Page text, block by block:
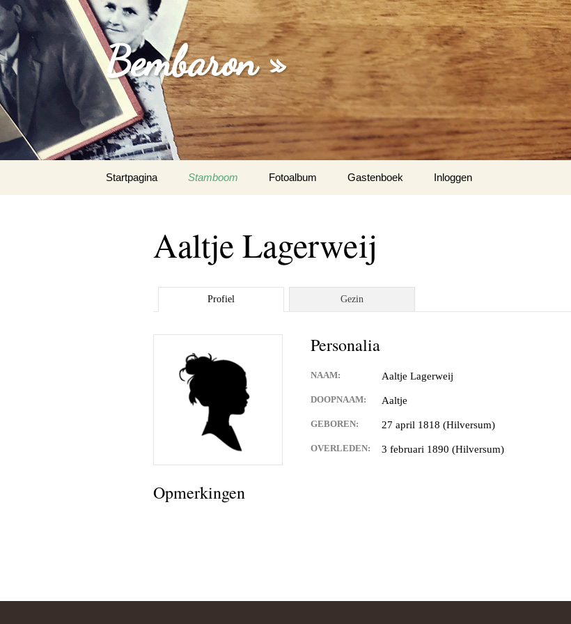
Bembaron »
naar
Startpagina Stamboom Fotoalbum Gastenboek
Inloggen
Aaltje Lagerweij
Profiel Gezin
Personalia
NAAM: Aaltje Lagerweij
DOOPNAAM: Aaltje
GEBOREN: 27 april 1818 (Hilversum)
OVERLEDEN: 3 februari 1890 (Hilversum)
Opmerkingen